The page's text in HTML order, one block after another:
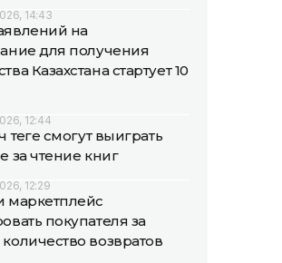
14:43
на
для получения
Казахстана стартует 10
12:44
теңге смогут выиграть
за чтение книг
12:29
маркетплейс
покупателя за
возвратов